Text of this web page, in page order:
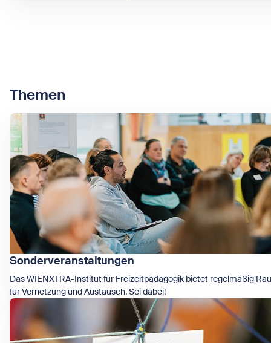
Themen
Sonderveranstaltungen
Das WIENXTRA-Institut für Freizeitpädagogik bietet regelmäßig
für Vernetzung und Austausch. Sei dabei!
Zeige Sonderveranstaltungen